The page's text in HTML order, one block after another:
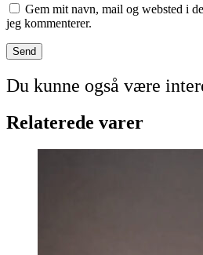
Gem mit navn, mail og websted i
jeg kommenterer.
Du kunne også være
Relaterede varer